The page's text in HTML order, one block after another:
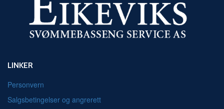
LINKER
Personvern
Salgsbetingelser og angrerett